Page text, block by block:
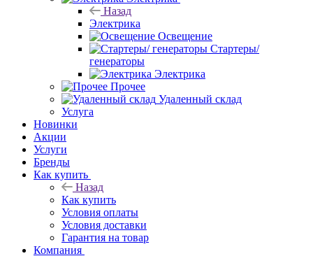
Назад
Электрика
Освещение
Стартеры/
генераторы
Электрика
Прочее
Удаленный склад
Услуга
Новинки
Акции
Услуги
Бренды
Как купить
Назад
Как купить
Условия оплаты
Условия доставки
Гарантия на товар
Компания